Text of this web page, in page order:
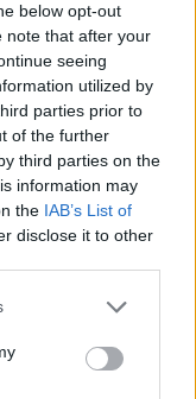
below opt-out
note that after your
seeing
utilized by
parties prior to
of the further
third parties on the
information may
the IAB’s List of
disclose it to other